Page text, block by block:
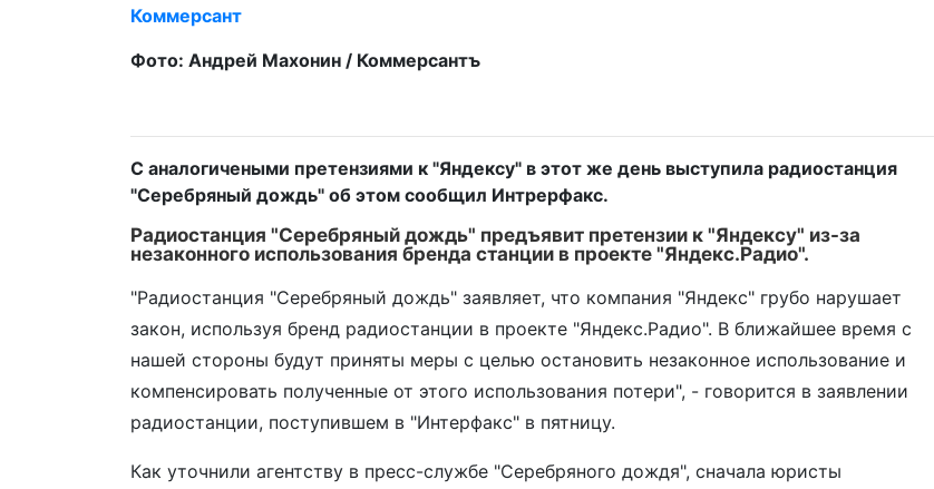
Коммерсант
Фото: Андрей Махонин / Коммерсантъ
С аналогичеными претензиями к "Яндексу" в этот же день выступила радиостанция
"Серебряный дождь" об этом сообщил Интрерфакс.
Радиостанция "Серебряный дождь" предъявит претензии к "Яндексу" из-за
незаконного использования бренда станции в проекте "Яндекс.Радио".
"Радиостанция "Серебряный дождь" заявляет, что компания "Яндекс" грубо нарушает
закон, используя бренд радиостанции в проекте "Яндекс.Радио". В ближайшее время с
нашей стороны будут приняты меры с целью остановить незаконное использование и
компенсировать полученные от этого использования потери", - говорится в заявлении
радиостанции, поступившем в "Интерфакс" в пятницу.
Как уточнили агентству в пресс-службе "Серебряного дождя", сначала юристы